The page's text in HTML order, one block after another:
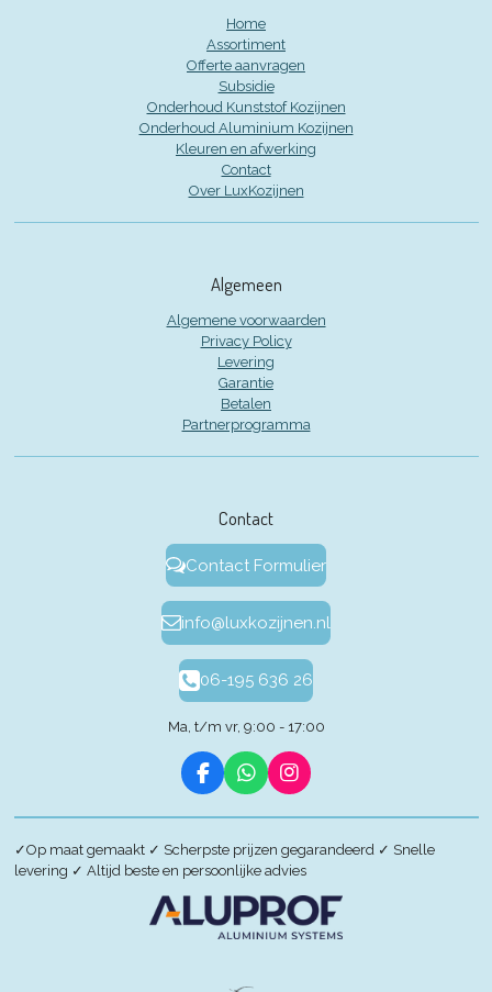
Home
Assortiment
Offerte aanvragen
Subsidie
Onderhoud Kunststof Kozijnen
Onderhoud Aluminium Kozijnen
Kleuren en afwerking
Contact
Over LuxKozijnen
Algemeen
Algemene voorwaarden
Privacy Policy
Levering
Garantie
Betalen
Partnerprogramma
Contact
Contact Formulier
info@luxkozijnen.nl
06-195 636 26
Ma, t/m vr, 9:00 - 17:00
F
a
c
b
o
o
k
W
h
a
t
s
A
p
p
I
n
s
a
g
r
a
m
✓Op maat gemaakt ✓ Scherpste prijzen gegarandeerd ✓ Snelle
levering ✓ Altijd beste en persoonlijke advies